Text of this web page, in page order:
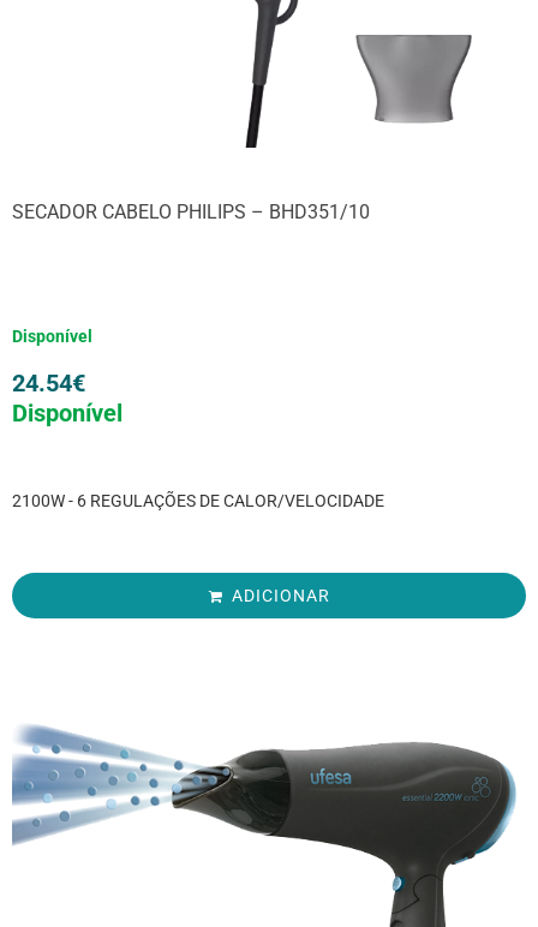
SECADOR CABELO PHILIPS – BHD351/10
Disponível
24.54€
Disponível
2100W - 6 REGULAÇÕES DE CALOR/VELOCIDADE
ADICIONAR